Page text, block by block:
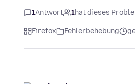
1Antwort 1hat dieses
Firefox Fehlerbehebung